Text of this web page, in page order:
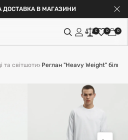
ДОСТАВКА В МАГАЗИНИ
0 0 0
та світшоти Реглан "Heavy Weight" білий